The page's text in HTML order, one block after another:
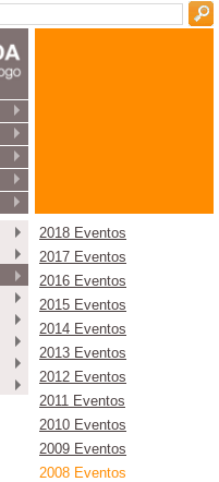
2018 Eventos
2017 Eventos
2016 Eventos
2015 Eventos
2014 Eventos
2013 Eventos
2012 Eventos
2011 Eventos
2010 Eventos
2009 Eventos
2008 Eventos